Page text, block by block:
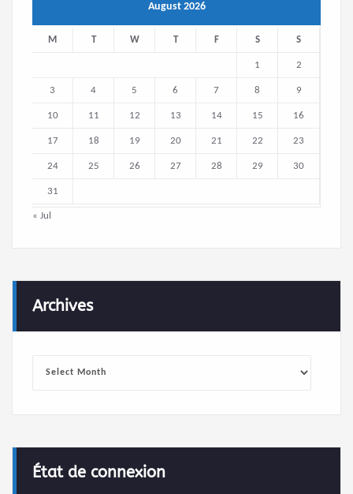
August 2026
M T W T F S S
1 2
3 4 5 6 7 8 9
10 11 12 13 14 15 16
17 18 19 20 21 22 23
24 25 26 27 28 29 30
31
« Jul
Archives
État de connexion